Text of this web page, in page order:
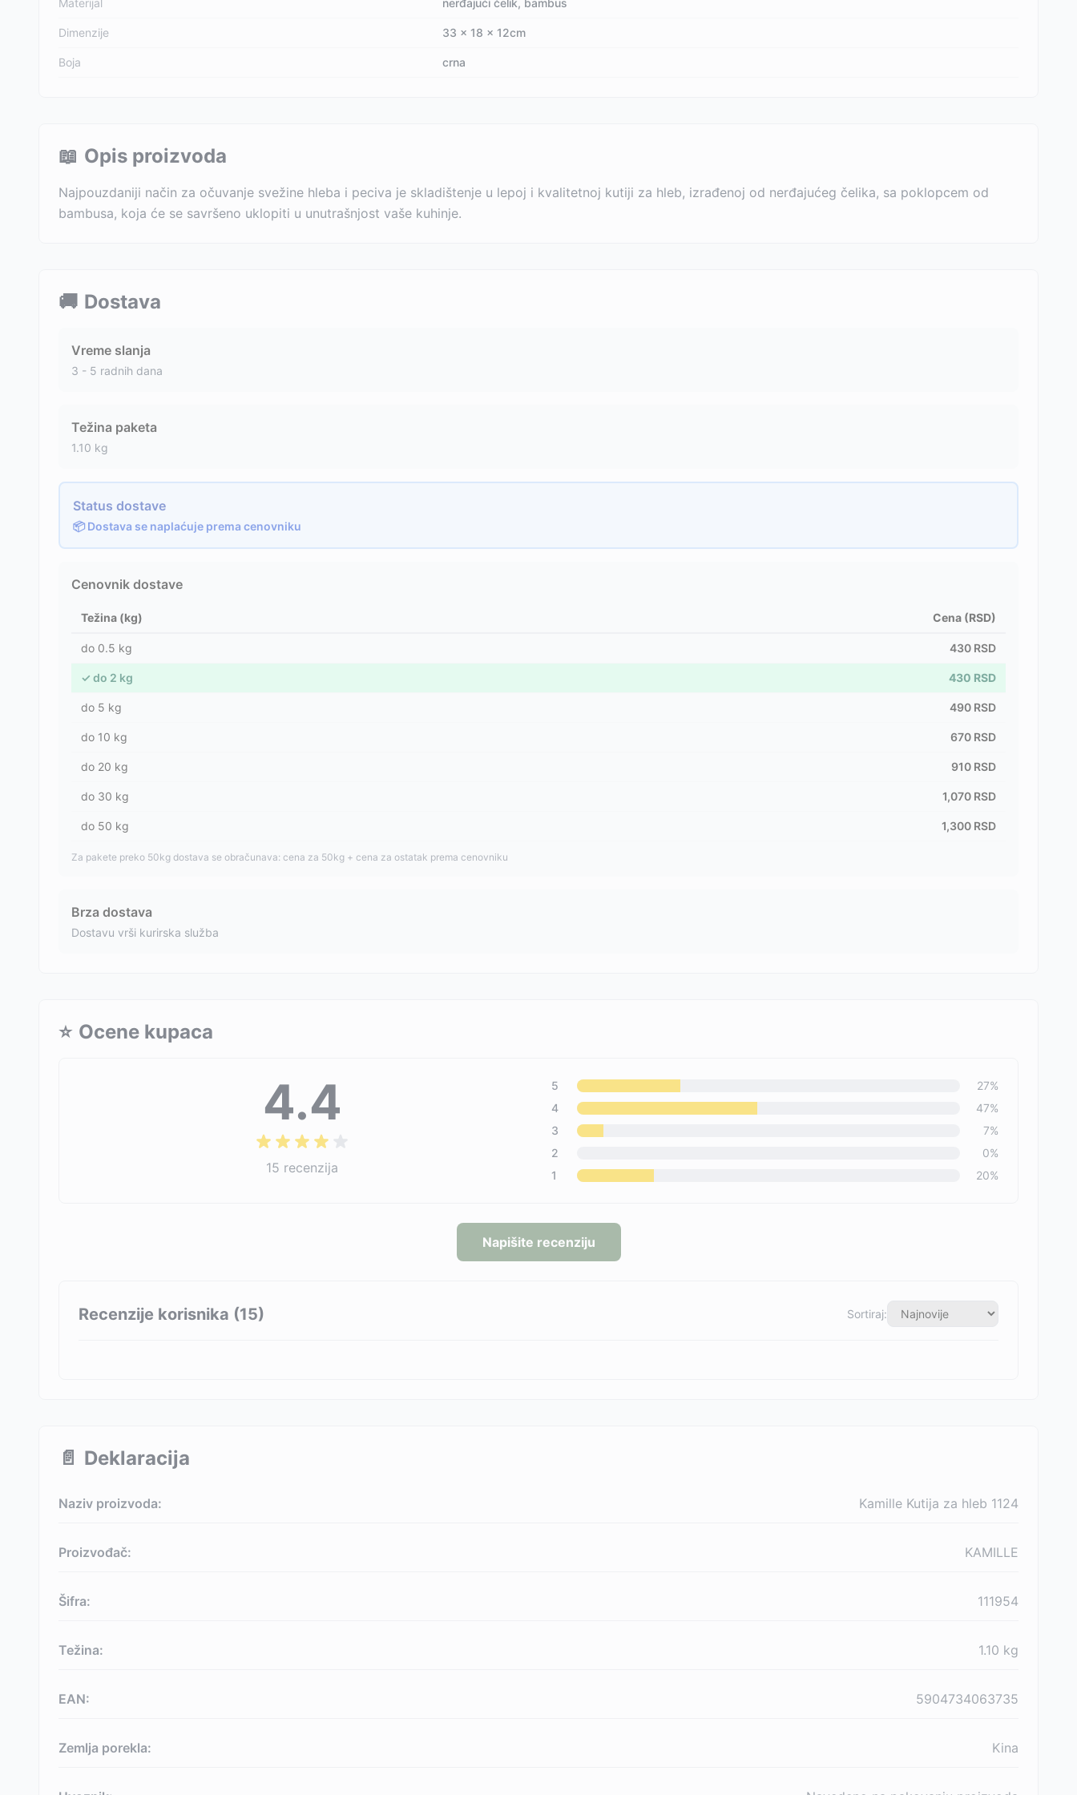
Materijal nerđajući čelik, bambus
Dimenzije 33 x 18 x 12cm
Boja crna
📖 Opis proizvoda
Najpouzdaniji način za očuvanje svežine hleba i peciva je skladištenje u lepoj i kvalitetnoj kutiji za hleb, izrađenoj od nerđajućeg čelika, sa poklopcem od
bambusa, koja će se savršeno uklopiti u unutrašnjost vaše kuhinje.
🚚 Dostava
Vreme slanja
3 - 5 radnih dana
Težina paketa
1.10 kg
Status dostave
📦 Dostava se naplaćuje prema cenovniku
Cenovnik dostave
Težina (kg) Cena (RSD)
do 0.5 kg 430 RSD
✓ do 2 kg 430 RSD
do 5 kg 490 RSD
do 10 kg 670 RSD
do 20 kg 910 RSD
do 30 kg 1,070 RSD
do 50 kg 1,300 RSD
Za pakete preko 50kg dostava se obračunava: cena za 50kg + cena za ostatak prema cenovniku
Brza dostava
Dostavu vrši kurirska služba
⭐ Ocene kupaca
4.4
15 recenzija
5 27%
4
47%
3
7%
2
0%
1
20%
Napišite recenziju
Recenzije korisnika (15) Sortiraj:
📄 Deklaracija
Naziv proizvoda: Kamille Kutija za hleb 1124
Proizvođač: KAMILLE
Šifra: 111954
Težina: 1.10 kg
EAN: 5904734063735
Zemlja porekla: Kina